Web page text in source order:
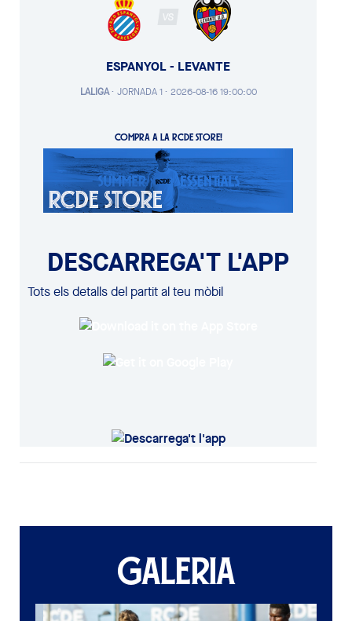
VS
ESPANYOL - LEVANTE
LALIGA· JORNADA 1 · 2026-08-16 19:00:00
COMPRA A LA RCDE STORE!
DESCARREGA'T L'APP
Tots els detalls del partit al teu mòbil
GALERIA